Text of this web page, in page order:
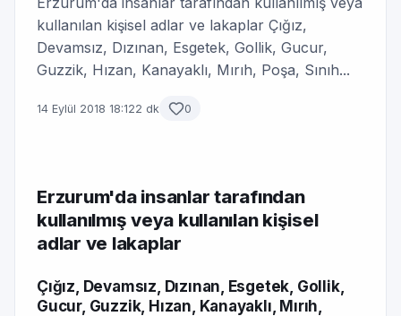
kullanılan kişisel adlar ve lakaplar Çığız,
Devamsız, Dızınan, Esgetek, Gollik, Gucur,
Guzzik, Hızan, Kanayaklı, Mırıh, Poşa, Sınıh...
14 Eylül 2018 18:122 dk 0
Erzurum'da insanlar tarafından
kullanılmış veya kullanılan kişisel
adlar ve lakaplar
Çığız, Devamsız, Dızınan, Esgetek, Gollik,
Gucur, Guzzik, Hızan, Kanayaklı, Mırıh,